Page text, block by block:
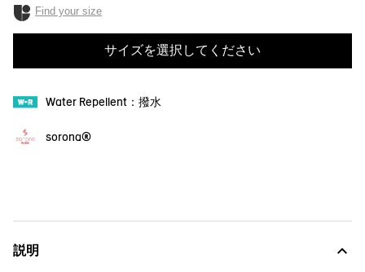
Find your size
サイズを選択してください
Water Repellent：撥水
sorona®
説明